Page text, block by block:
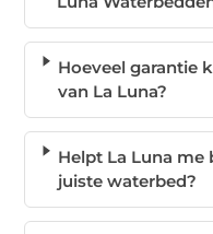
Hoeveel garantie
van La Luna?
Helpt La Luna me
juiste waterbed?